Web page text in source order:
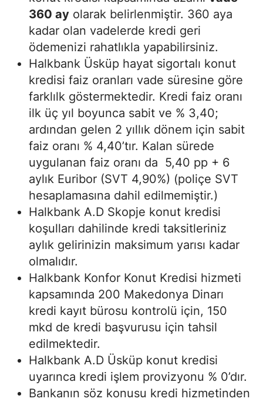
360 ay olarak belirlenmiştir. 360 aya
kadar olan vadelerde kredi geri
ödemenizi rahatlıkla yapabilirsiniz.
Halkbank Üsküp hayat sigortalı konut
kredisi faiz oranları vade süresine göre
farklılk göstermektedir. Kredi faiz oranı
ilk üç yıl boyunca sabit ve % 3,40;
ardından gelen 2 yıllık dönem için sabit
faiz oranı % 4,40’tır. Kalan sürede
uygulanan faiz oranı da 5,40 pp + 6
aylık Euribor (SVT 4,90%) (poliçe SVT
hesaplamasına dahil edilmemiştir.)
Halkbank A.D Skopje konut kredisi
koşulları dahilinde kredi taksitleriniz
aylık gelirinizin maksimum yarısı kadar
olmalıdır.
Halkbank Konfor Konut Kredisi hizmeti
kapsamında 200 Makedonya Dinarı
kredi kayıt bürosu kontrolü için, 150
mkd de kredi başvurusu için tahsil
edilmektedir.
Halkbank A.D Üsküp konut kredisi
uyarınca kredi işlem provizyonu % 0’dır.
Bankanın söz konusu kredi hizmetinden